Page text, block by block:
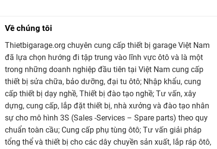
Về chúng tôi
Thietbigarage.org chuyên cung cấp thiết bị garage Việt Nam
đã lựa chọn hướng đi tập trung vào lĩnh vực ôtô và là một
trong những doanh nghiệp đầu tiên tại Việt Nam cung cấp
thiết bị sửa chữa, bảo dưỡng, đại tu ôtô; Nhập khẩu, cung
cấp thiết bị dạy nghề, Thiết bị đào tạo nghề; Tư vấn, xây
dựng, cung cấp, lắp đặt thiết bị, nhà xưởng và đào tạo nhân
sự cho mô hình 3S (Sales -Services – Spare parts) theo quy
chuẩn toàn cầu; Cung cấp phụ tùng ôtô; Tư vấn giải pháp
tổng thể và thiết bị cho các dây chuyền sản xuất, lắp ráp ôtô,